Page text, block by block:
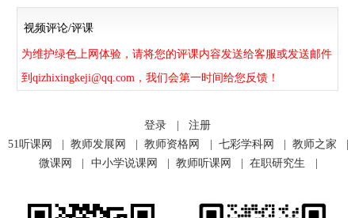
视频评论/评课
为维护绿色上网体验，请将您的评课内容发送给客服或发送邮件
到qizhixingkeji@qq.com，我们会第一时间给您反馈！
登录 |
注册
51听课网
| 教师发展网 | 教师资格网 | 七彩学科网 | 教师之家
|
微课网
| 中小学说课网 | 教师听课网 | 在职研究生 |